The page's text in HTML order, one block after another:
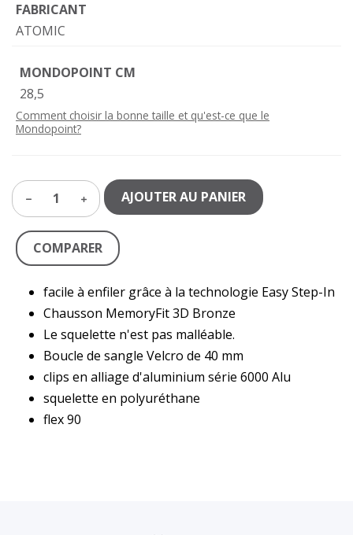
FABRICANT
ATOMIC
MONDOPOINT CM
28,5
Comment choisir la bonne taille et qu'est-ce que le
Mondopoint?
1 AJOUTER AU PANIER
COMPARER
facile à enfiler grâce à la technologie Easy Step-In
Chausson MemoryFit 3D Bronze
Le squelette n'est pas malléable.
Boucle de sangle Velcro de 40 mm
clips en alliage d'aluminium série 6000 Alu
squelette en polyuréthane
flex 90